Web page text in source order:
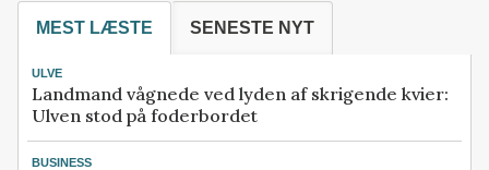
MEST LÆSTE SENESTE NYT
ULVE
Landmand vågnede ved lyden af skrigende kvier:
Ulven stod på foderbordet
BUSINESS